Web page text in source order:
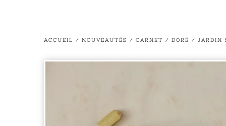
ACCUEIL / NOUVEAUTÉS / CARNET / DORÉ / JARDIN